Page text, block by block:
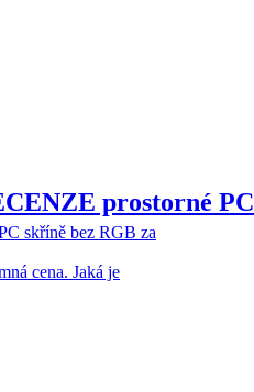
prostorné PC
skříně bez RGB za
cena. Jaká je